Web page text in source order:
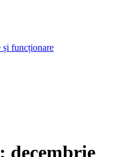
și funcționare
decembrie